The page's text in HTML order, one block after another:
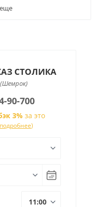
СТОЛИКА
(Шемрок)
90-700
3% за это
подробнее)